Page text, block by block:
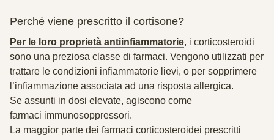
Perché viene prescritto il cortisone?
Per le loro proprietà antiinfiammatorie, i corticosteroidi
sono una preziosa classe di farmaci. Vengono utilizzati per
trattare le condizioni infiammatorie lievi, o per sopprimere
l’infiammazione associata ad una risposta allergica.
Se assunti in dosi elevate, agiscono come
farmaci immunosoppressori.
La maggior parte dei farmaci corticosteroidei prescritti